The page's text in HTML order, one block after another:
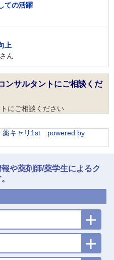
ての活躍
上
ん
ンサルタントにご相談くだ
や薬剤師/薬学生によるク